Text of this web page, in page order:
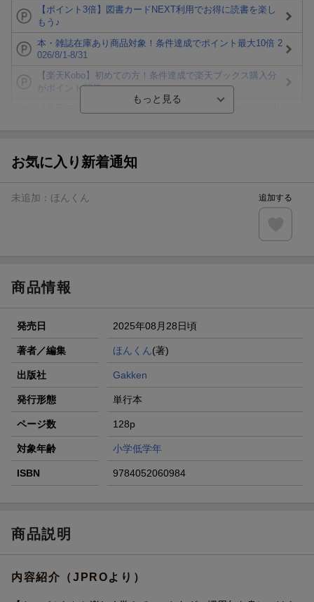
【ポイント3倍】図書カードNEXT利用でお得に読書を楽し
もう♪
本・雑誌在庫あり商品対象！条件達成でポイント最大10倍 2
026/8/1-8/31
【楽天Kobo】初めての方！条件達成で楽天ブックス購入分
がポイント20倍
ト山分け
エントリー＆3,000円以上購入で無料データSIM（3GB/月プ
楽天モバイル紹介キャンペーンの拡散で300円OFFクーポン
お気に入り新着通知
未追加： ほんくん 追加する
商品情報
発売日 2025年08月28日頃
著者／編集 ほんくん(著)
出版社 Gakken
発行形態 単行本
ページ数 128p
対象年齢 小学低学年
ISBN 9784052060984
商品説明
内容紹介（JPROより）